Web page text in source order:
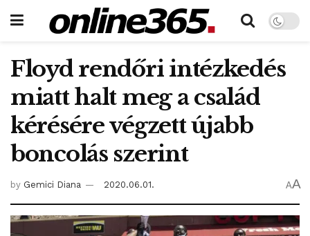
Floyd rendőri intézkedés
miatt halt meg a család
kérésére végzett újabb
boncolás szerint
by Gemici Diana 2020.06.01. AA